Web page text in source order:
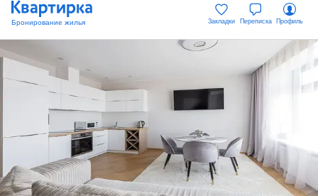
Закладки Переписка Профиль